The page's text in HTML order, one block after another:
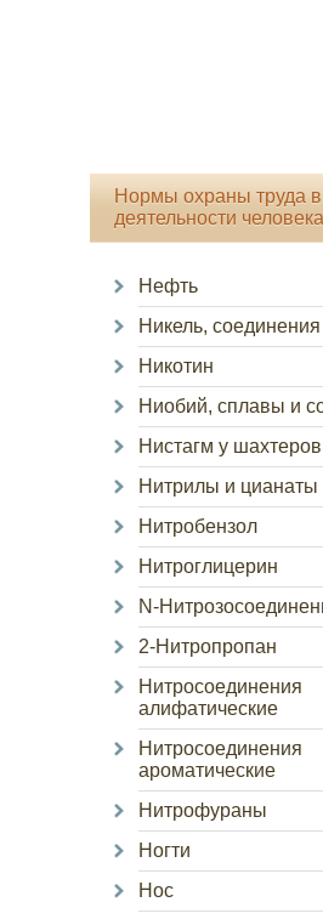
Нормы охраны труда в
деятельности человека
Нефть
Никель, соединения
Никотин
Ниобий, сплавы и
Нистагм у шахтеров
Нитрилы и цианаты
Нитробензол
Нитроглицерин
N-
2-Нитропропан
Нитросоединения
алифатические
Нитросоединения
ароматические
Нитрофураны
Ногти
Нос